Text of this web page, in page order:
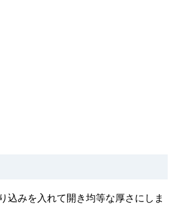
込みを入れて開き均等な厚さにしま